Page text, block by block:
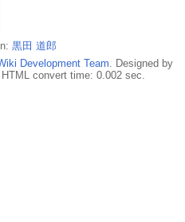
黒田 道郎
Development Team. Designed by
convert time: 0.002 sec.